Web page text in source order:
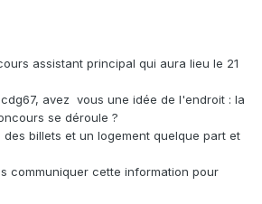
assistant principal qui aura lieu le 21
avez vous une idée de l'endroit : la
se déroule ?
billets et un logement quelque part et
communiquer cette information pour